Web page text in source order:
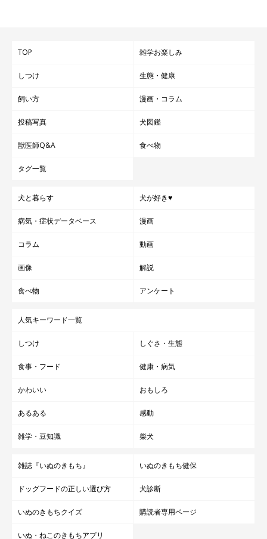
TOP 雑学お楽しみ
しつけ 生態・健康
飼い方 漫画・コラム
投稿写真 犬図鑑
獣医師Q&A 食べ物
タグ一覧
犬と暮らす 犬が好き♥
病気・症状データベース 漫画
コラム 動画
画像 解説
食べ物 アンケート
人気キーワード一覧
しつけ しぐさ・生態
食事・フード 健康・病気
かわいい おもしろ
あるある 感動
雑学・豆知識 柴犬
雑誌『いぬのきもち』 いぬのきもち健保
ドッグフードの正しい選び方 犬診断
いぬのきもちクイズ 購読者専用ページ
いぬ・ねこのきもちアプリ